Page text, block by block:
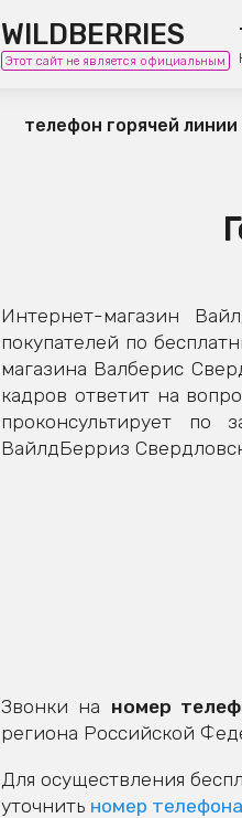
WILDBERRIES
Этот сайт не является официальным
телефон горячей линии
Интернет-магазин
покупателей по
магазина Валберис
кадров ответит на
проконсультирует по
ВайлдБерриз
Звонки на номер
региона Российской
Для осуществления
уточнить номер